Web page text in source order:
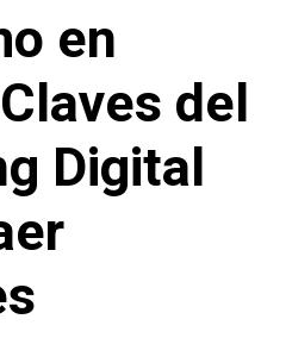
en
del
Digital